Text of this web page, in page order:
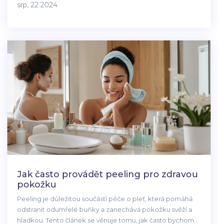
srp, 22 2024
Jak často provádět peeling pro zdravou
pokožku
Peeling je důležitou součástí péče o pleť, která pomáhá
odstranit odumřelé buňky a zanechává pokožku svěží a
hladkou. Tento článek se věnuje tomu, jak často bychom